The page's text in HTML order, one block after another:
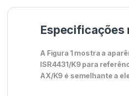
Especificações
A Figura 1 mostra a
ISR4431/K9 para
AX/K9 é semelhante a